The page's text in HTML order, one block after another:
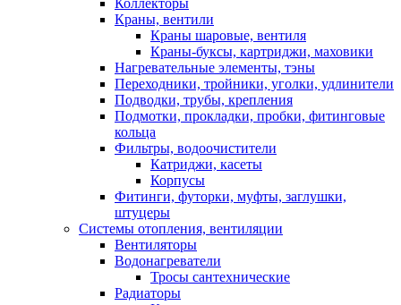
Краны, вентили
Краны шаровые, вентиля
Краны-буксы, картриджи, маховики
Нагревательные элементы, тэны
Переходники, тройники, уголки, удлинители
Подводки, трубы, крепления
Подмотки, прокладки, пробки, фитинговые
кольца
Фильтры, водоочистители
Катриджи, касеты
Корпусы
Фитинги, футорки, муфты, заглушки,
штуцеры
Системы отопления, вентиляции
Вентиляторы
Водонагреватели
Тросы сантехнические
Радиаторы